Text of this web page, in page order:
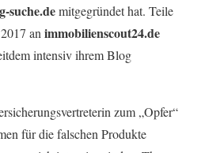
suche.demitgegründet hat. Teile
an immobilienscout24.de
intensiv ihrem Blog
zum „Opfer“
für die falschen Produkte